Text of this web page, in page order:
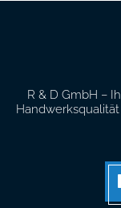
R & D GmbH –